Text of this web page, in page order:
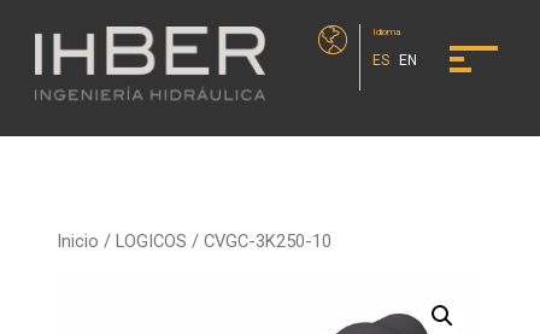
Idioma
ES EN
Inicio /LOGICOS / CVGC-3K250-10